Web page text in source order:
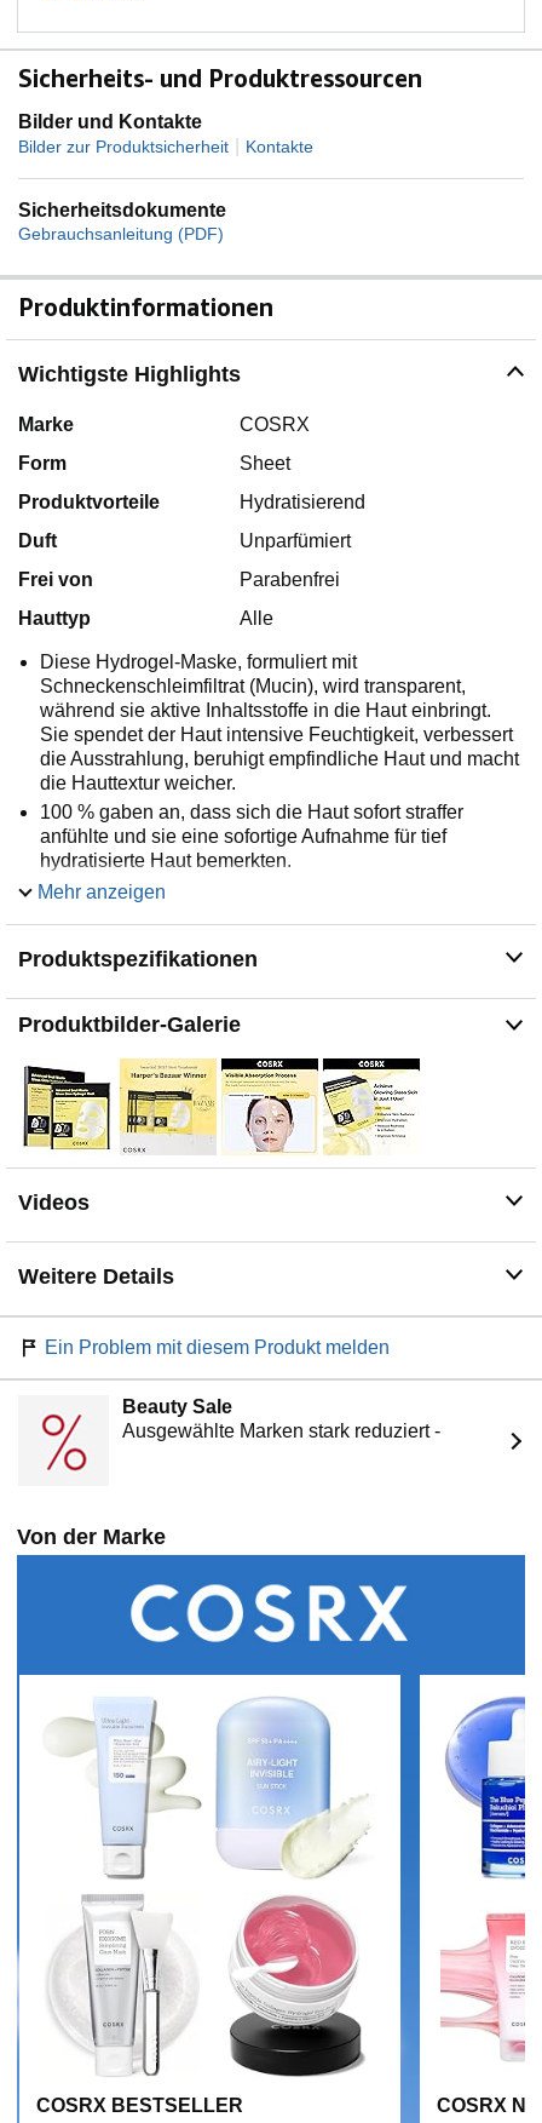
Sicherheits- und Produktressourcen
Bilder und Kontakte
Bilder zur Produktsicherheit Kontakte
Sicherheitsdokumente
Gebrauchsanleitung (PDF)
Produktinformationen
Wichtigste Highlights
Marke
COSRX
Form
Sheet
Produktvorteile
Hydratisierend
Duft
Unparfümiert
Frei von
Parabenfrei
Hauttyp
Alle
Diese Hydrogel-Maske, formuliert mit
Schneckenschleimfiltrat (Mucin), wird transparent,
während sie aktive Inhaltsstoffe in die Haut einbringt.
Sie spendet der Haut intensive Feuchtigkeit, verbessert
die Ausstrahlung, beruhigt empfindliche Haut und macht
die Hauttextur weicher.
100 % gaben an, dass sich die Haut sofort straffer
anfühlte und sie eine sofortige Aufnahme für tief
hydratisierte Haut bemerkten.
Hauptinhaltsstoffe: Schneckenschleimfiltrat und
Aging-Vorteile. Hyaluronsäure, Panthenol und Ceramide
auftragen. 2. Öffnen Sie den Beutel, entfernen Sie die
Folien und legen Sie die Maske auf. 3. Nach 2–3
Stunden oder wenn die Maske transparent wird,
entfernen Sie sie und massieren Sie die restliche
Essenz sanft in Ihr Gesicht ein. Tipp: Tragen Sie die
strahlender „Glass Skin“ am Morgen auf.
Führen Sie vor der Anwendung im Gesicht einen
Reizung innerhalb von 24 Stunden können Sie die
Maske im Gesicht anwenden. Konsultieren Sie sofort
einen Arzt, falls Reizungen auftreten.
Mehr anzeigen
Produktspezifikationen
Produktbilder-Galerie
Videos
Weitere Details
Ein Problem mit diesem Produkt melden
Beauty Sale
Ausgewählte Marken stark reduziert -
Von der Marke
COSRX BESTSELLER COSRX